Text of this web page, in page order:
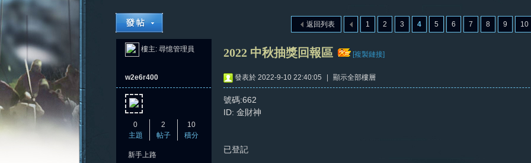
» ›
1 2 3 4 5 6 7 8 9 10
返回列表
樓主: 尋憶管理員 2022 中秋抽獎回報區 [複製鏈接]
w2e6r400
0
主題
2
帖子
10
積分
新手上路
發表於 2022-9-10 22:40:05 顯示全部樓層
號碼:662
ID: 金財神
已登記